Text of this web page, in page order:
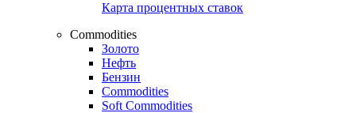
Карта процентных ставок
Commodities
Золото
Нефть
Бензин
Commodities
Soft Commodities